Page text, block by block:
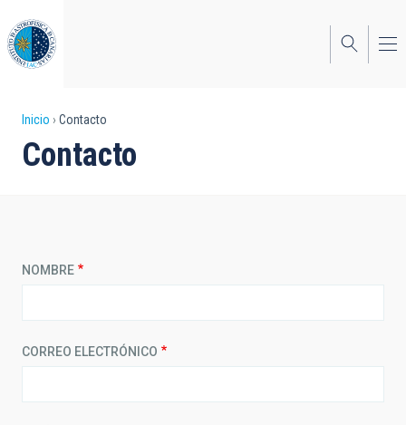
al
contenido
principal
Sobrescribir
enlaces
la
navegación
Inicio Contacto
Contacto
NOMBRE
CORREO ELECTRÓNICO